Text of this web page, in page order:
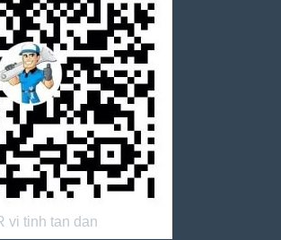
vi tinh tan dan